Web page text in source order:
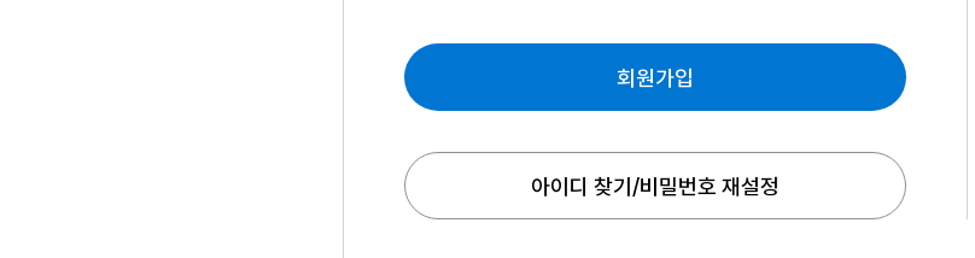
회원가입
아이디 찾기/비밀번호 재설정